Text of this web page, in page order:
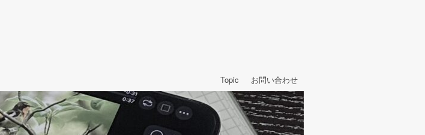
お問い合わせ
Topic